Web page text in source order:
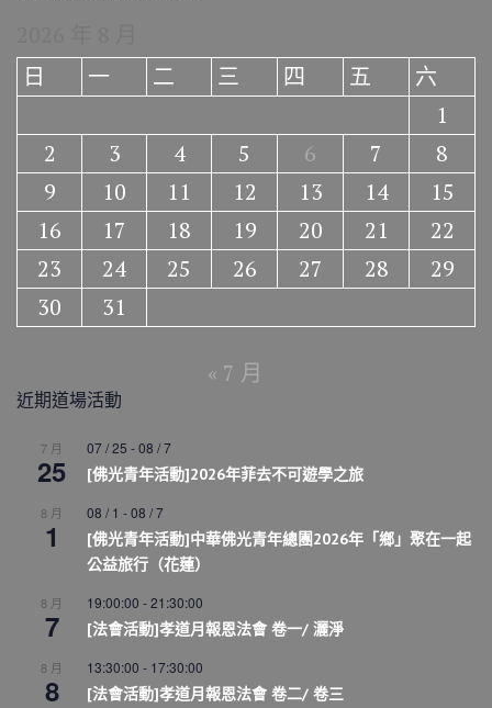
日
一 二 三 四 五
六
1
2
3 4 5 6 7
8
9
10 11 12 13 14
15
16
17 18 19 20 21
22
23
24 25 26 27 28
29
30
31
« 7 月
近期道場活動
7 月
25
07 / 25 -08 / 7
[佛光青年活動]2026年菲去不可遊學之旅
8 月
1
08 / 1 -08 / 7
[佛光青年活動]中華佛光青年總團2026年「鄉」聚在一起
公益旅行（花蓮）
8 月
7
19:00:00 -21:30:00
[法會活動]孝道月報恩法會 卷一/ 灑淨
8 月
8
13:30:00 - 17:30:00
[法會活動]孝道月報恩法會 卷二/ 卷三